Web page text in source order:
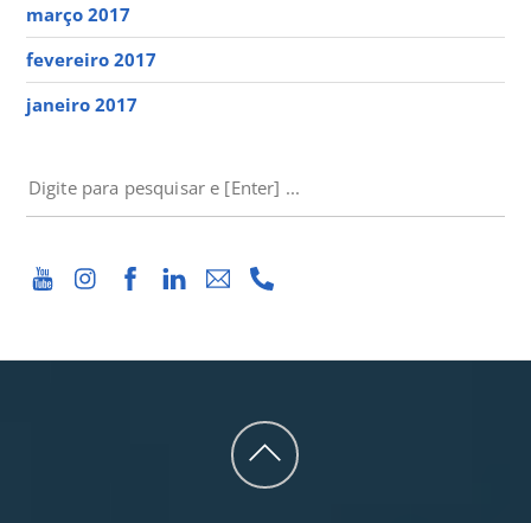
março 2017
fevereiro 2017
janeiro 2017
PESQUISAR
Back